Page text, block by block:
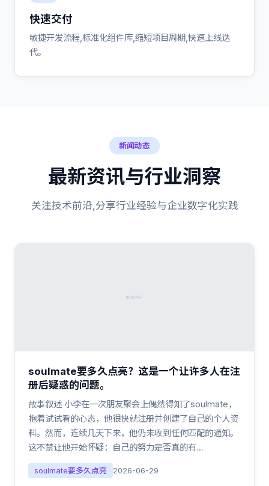
快速交付
敏捷开发流程,标准化组件库,缩短项目周期,快速上线迭
代。
新闻动态
最新资讯与行业洞察
关注技术前沿,分享行业经验与企业数字化实践
soulmate要多久点亮？这是一个让许多人在注
册后疑惑的问题。
故事叙述 小李在一次朋友聚会上偶然得知了soulmate，
抱着试试看的心态，他很快就注册并创建了自己的个人资
料。然而，连续几天下来，他仍未收到任何匹配的通知。
这不禁让他开始怀疑：自己的努力是否真的有…
soulmate要多久点亮 2026-06-29